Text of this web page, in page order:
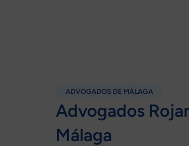
ADVOGADOS DE MÁLAGA
Advogados
Málaga